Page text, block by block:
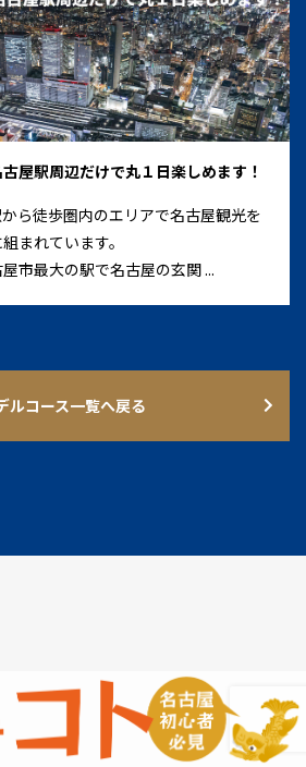
古屋駅周辺だけで丸１日楽しめます！
ら徒歩圏内のエリアで名古屋観光を
まれています。
市最大の駅で名古屋の玄関 ...
ルコース一覧へ戻る